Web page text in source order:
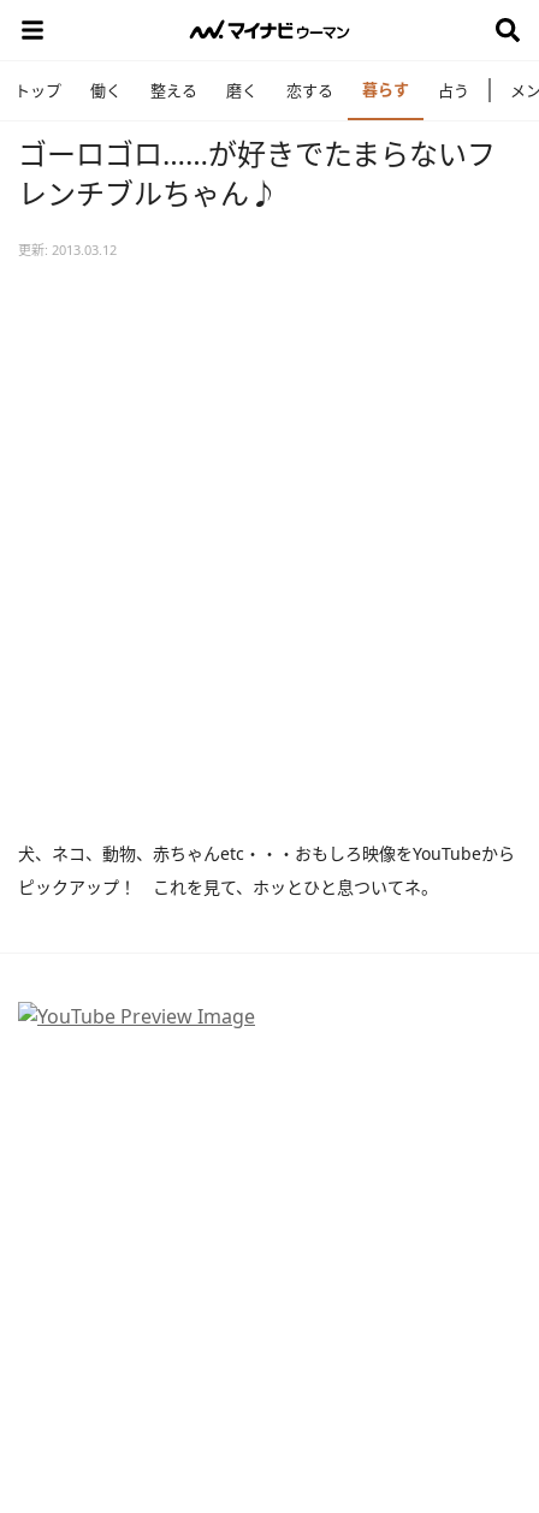
トップ 働く 整える 磨く 恋する 暮らす 占う メ
ゴーロゴロ……が好きでたまらないフ
レンチブルちゃん♪
更新: 2013.03.12
犬、ネコ、動物、赤ちゃんetc・・・おもしろ映像をYouTubeから
ピックアップ！ これを見て、ホッとひと息ついてネ。